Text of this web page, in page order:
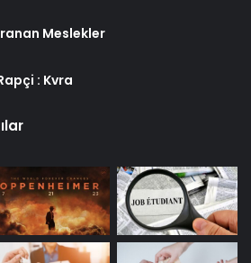
Meslekler
: Kvra